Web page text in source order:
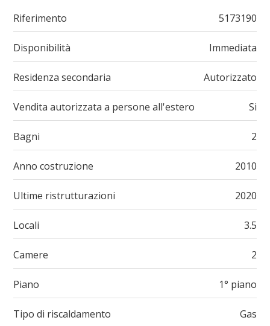
Riferimento 5173190
Disponibilità Immediata
Residenza secondaria Autorizzato
Vendita autorizzata a persone all'estero Si
Bagni 2
Anno costruzione 2010
Ultime ristrutturazioni 2020
Locali 3.5
Camere 2
Piano 1° piano
Tipo di riscaldamento Gas